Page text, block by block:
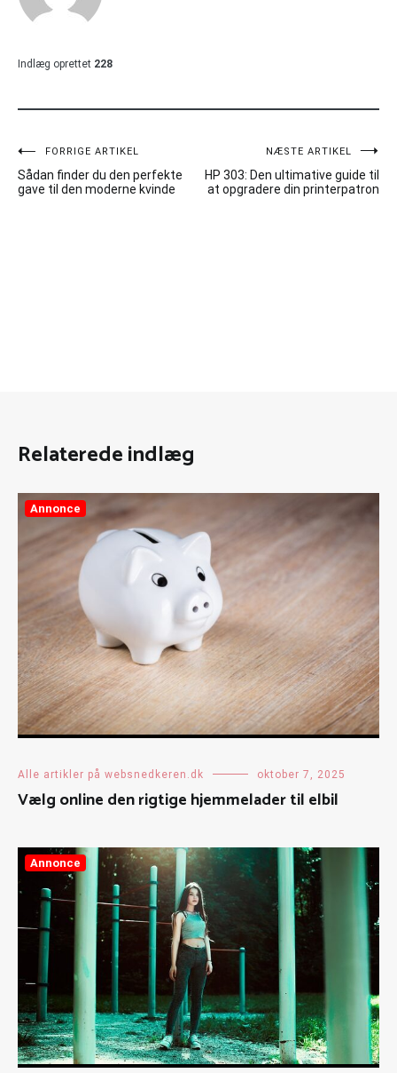
Indlæg oprettet 228
Indlægsnavigation
FORRIGE ARTIKEL
Sådan finder du den perfekte
gave til den moderne kvinde
NÆSTE ARTIKEL
HP 303: Den ultimative guide til
at opgradere din printerpatron
Relaterede indlæg
Annonce
Alle artikler på websnedkeren.dk oktober 7, 2025
Vælg online den rigtige hjemmelader til elbil
Annonce